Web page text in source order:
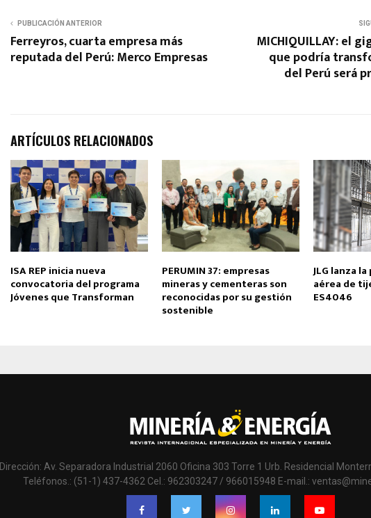
PUBLICACIÓN ANTERIOR
Ferreyros, cuarta empresa más
reputada del Perú: Merco Empresas
MICHIQUILLAY: el
que podría
del Perú será
ARTÍCULOS RELACIONADOS
ISA REP inicia nueva
convocatoria del programa
Jóvenes que Transforman
PERUMIN 37: empresas
mineras y cementeras son
reconocidas por su gestión
sostenible
JLG lanza
aérea de
ES4046
Dirección: Av. Separadora Industrial 2060 Oficina 303 Torre 1 Urb. Residencial
Teléfonos.: (51-1) 437-4362 Cel.: 962303247 / 966015948 E-mail.: